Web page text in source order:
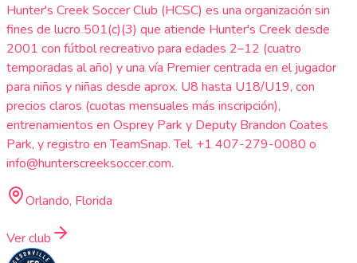
Hunter's Creek Soccer Club (HCSC) es una organización sin
fines de lucro 501(c)(3) que atiende Hunter's Creek desde
2001 con fútbol recreativo para edades 2–12 (cuatro
temporadas al año) y una vía Premier centrada en el jugador
para niños y niñas desde aprox. U8 hasta U18/U19, con
precios claros (cuotas mensuales más inscripción),
entrenamientos en Osprey Park y Deputy Brandon Coates
Park, y registro en TeamSnap. Tel. +1 407-279-0080 o
info@hunterscreeksoccer.com.
Orlando, Florida
Ver club